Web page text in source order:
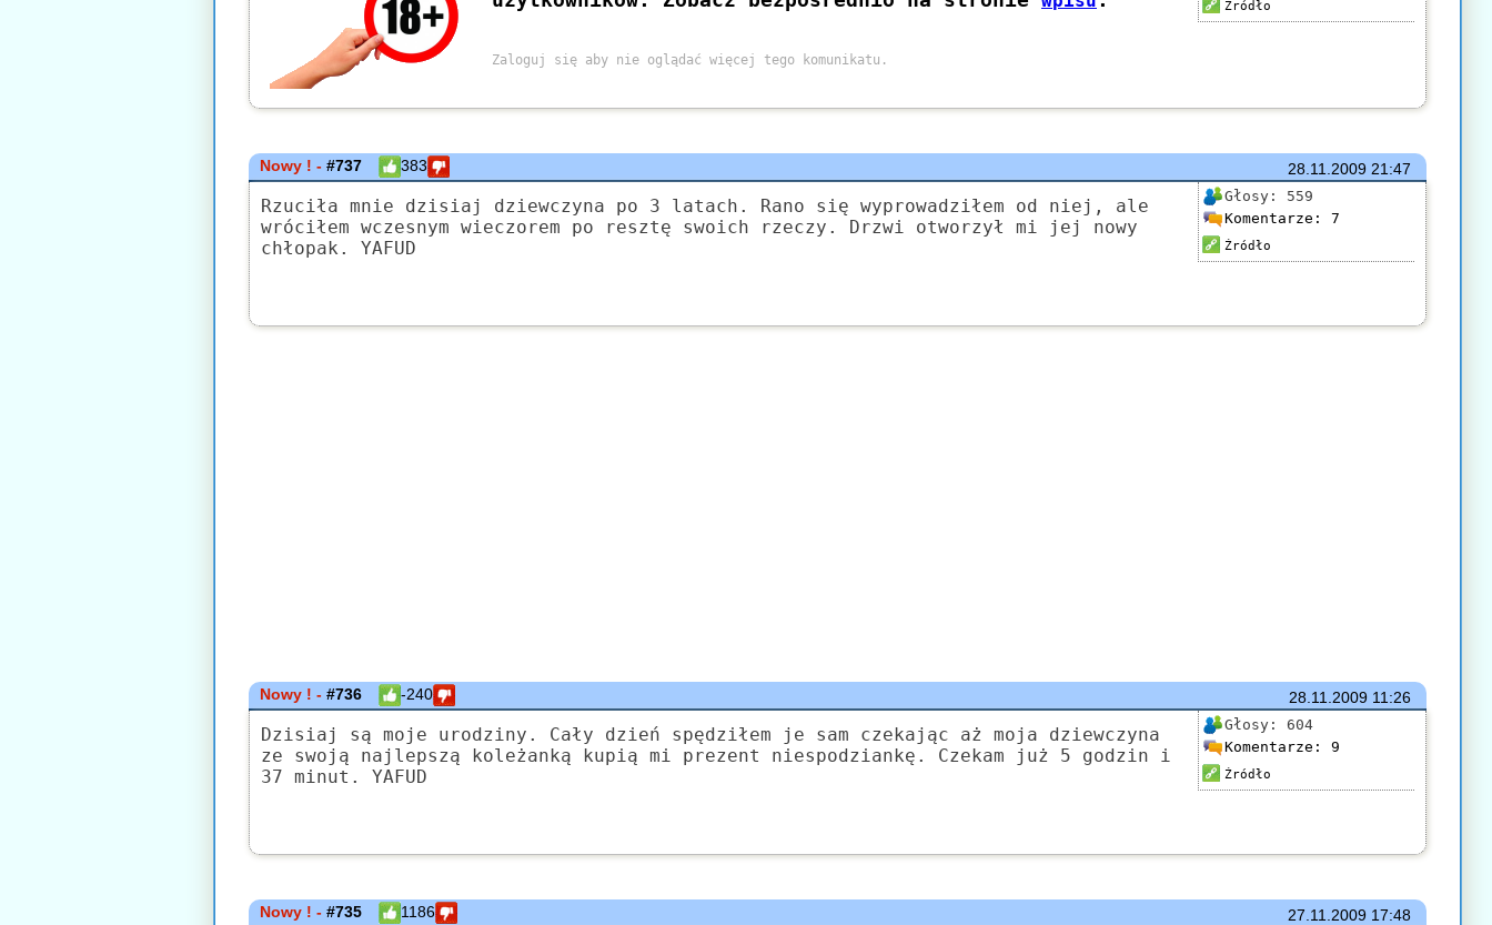
Źródło
28.11.200921:47
Nowy ! -#737 383
Głosy: 559
Komentarze: 7
Źródło
Rzuciła mnie dzisiaj dziewczyna po 3 latach. Rano się wyprowadziłem od niej, ale
wróciłem wczesnym wieczorem po resztę swoich rzeczy. Drzwi otworzył mi jej nowy
chłopak. YAFUD
28.11.200911:26
Nowy ! -#736 -240
Głosy: 604
Komentarze: 9
Źródło
Dzisiaj są moje urodziny. Cały dzień spędziłem je sam czekając aż moja dziewczyna
ze swoją najlepszą koleżanką kupią mi prezent niespodziankę. Czekam już 5 godzin i
37 minut. YAFUD
27.11.200917:48
Nowy ! -#735 1186